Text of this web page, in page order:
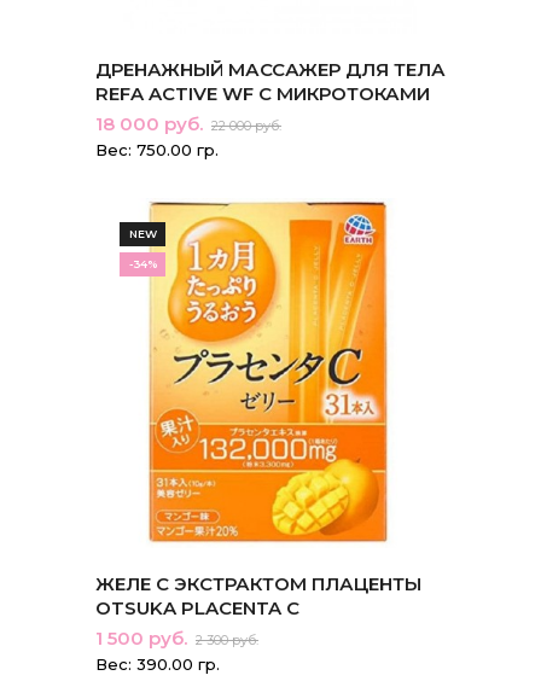
ДРЕНАЖНЫЙ МАССАЖЕР ДЛЯ ТЕЛА
REFA ACTIVE WF С МИКРОТОКАМИ
18 000 руб. 22 000 руб.
Вес: 750.00 гр.
NEW
-34%
ЖЕЛЕ С ЭКСТРАКТОМ ПЛАЦЕНТЫ
OTSUKA PLACENTA C
1 500 руб. 2 300 руб.
Вес: 390.00 гр.